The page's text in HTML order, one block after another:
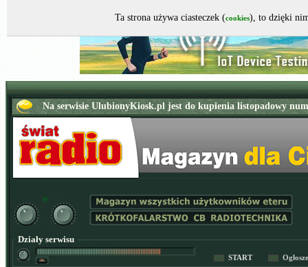
Działy serwisu
START
Ta strona używa ciasteczek (cookies), to dzięki